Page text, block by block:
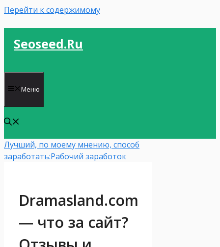
Перейти к содержимому
Seoseed.ru
Меню
Лучший, по моему мнению, способ
заработать:Рабочий заработок
Dramasland.com
— что за сайт?